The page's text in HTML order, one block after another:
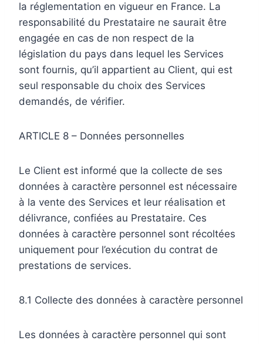
la réglementation en vigueur en France. La
responsabilité du Prestataire ne saurait être
engagée en cas de non respect de la
législation du pays dans lequel les Services
sont fournis, qu’il appartient au Client, qui est
seul responsable du choix des Services
demandés, de vérifier.
ARTICLE 8 – Données personnelles
Le Client est informé que la collecte de ses
données à caractère personnel est nécessaire
à la vente des Services et leur réalisation et
délivrance, confiées au Prestataire. Ces
données à caractère personnel sont récoltées
uniquement pour l’exécution du contrat de
prestations de services.
8.1 Collecte des données à caractère personnel
Les données à caractère personnel qui sont